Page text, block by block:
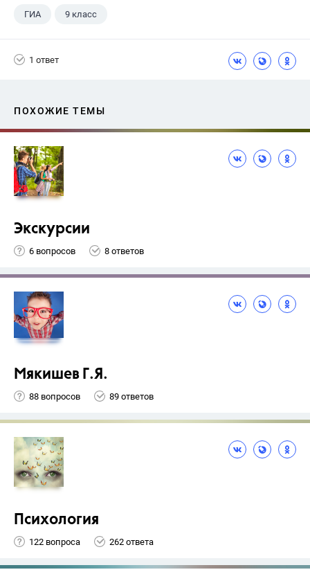
ГИА 9 класс
1 ответ
ПОХОЖИЕ ТЕМЫ
Экскурсии
6 вопросов 8 ответов
Мякишев Г.Я.
88 вопросов 89 ответов
Психология
122 вопроса 262 ответа